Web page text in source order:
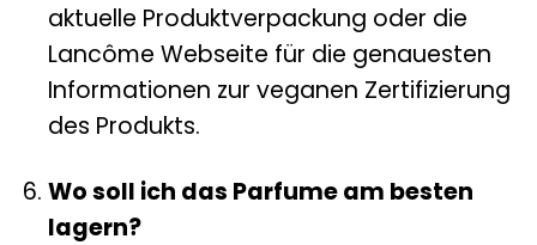
aktuelle Produktverpackung oder die
Lancôme Webseite für die genauesten
Informationen zur veganen Zertifizierung
des Produkts.
Wo soll ich das Parfume am besten
lagern?